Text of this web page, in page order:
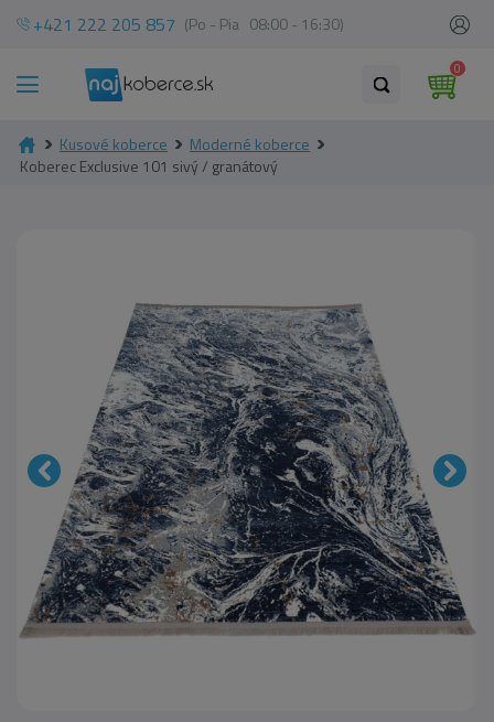
+421 222 205 857 (Po - Pia 08:00 - 16:30)
0
Kusové koberce
Moderné koberce
Koberec Exclusive 101 sivý / granátový